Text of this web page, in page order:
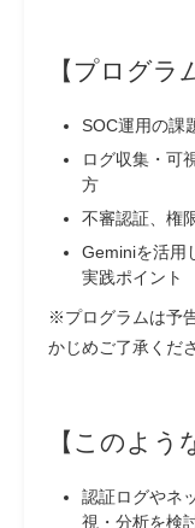
【プログラ
SOC運用の課
ログ収集・可
方
不審認証、権
Geminiを活用
実践ポイント
※プログラムは予
かじめご了承くだ
【このよう
認証ログやネ
視・分析を検